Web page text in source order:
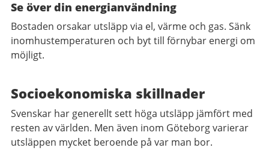
Se över din energianvändning
Bostaden orsakar utsläpp via el, värme och gas. Sänk
inomhustemperaturen och byt till förnybar energi om
möjligt.
Socioekonomiska skillnader
Svenskar har generellt sett höga utsläpp jämfört med
resten av världen. Men även inom Göteborg varierar
utsläppen mycket beroende på var man bor.